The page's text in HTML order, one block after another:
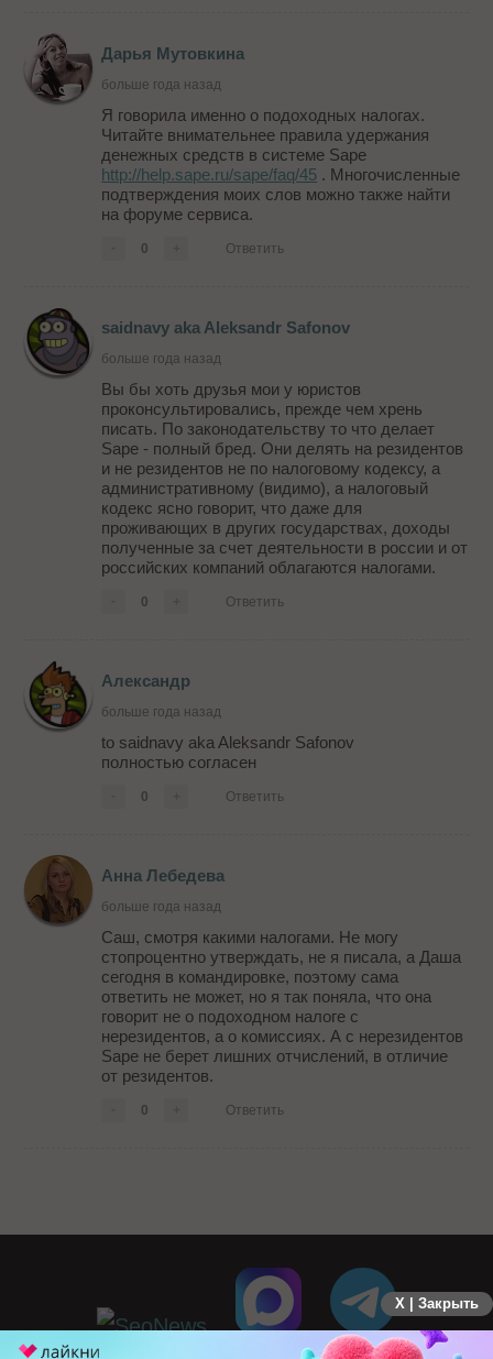
Дарья Мутовкина
больше года назад
Я говорила именно о подоходных налогах.
Читайте внимательнее правила удержания
денежных средств в системе Sape
http://help.sape.ru/sape/faq/45 . Многочисленные
подтверждения моих слов можно также найти
на форуме сервиса.
0 Ответить
saidnavy aka Aleksandr Safonov
больше года назад
Вы бы хоть друзья мои у юристов
проконсультировались, прежде чем хрень
писать. По законодательству то что делает
Sape - полный бред. Они делять на резидентов
и не резидентов не по налоговому кодексу, а
административному (видимо), а налоговый
кодекс ясно говорит, что даже для
проживающих в других государствах, доходы
полученные за счет деятельности в россии и от
российских компаний облагаются налогами.
0 Ответить
Александр
больше года назад
to saidnavy aka Aleksandr Safonov
полностью согласен
0 Ответить
Анна Лебедева
больше года назад
Саш, смотря какими налогами. Не могу
стопроцентно утверждать, не я писала, а Даша
сегодня в командировке, поэтому сама
ответить не может, но я так поняла, что она
говорит не о подоходном налоге с
нерезидентов, а о комиссиях. А с нерезидентов
Sape не берет лишних отчислений, в отличие
от резидентов.
0 Ответить
X | Закрыть